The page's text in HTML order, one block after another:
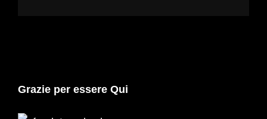
Grazie per essere Qui